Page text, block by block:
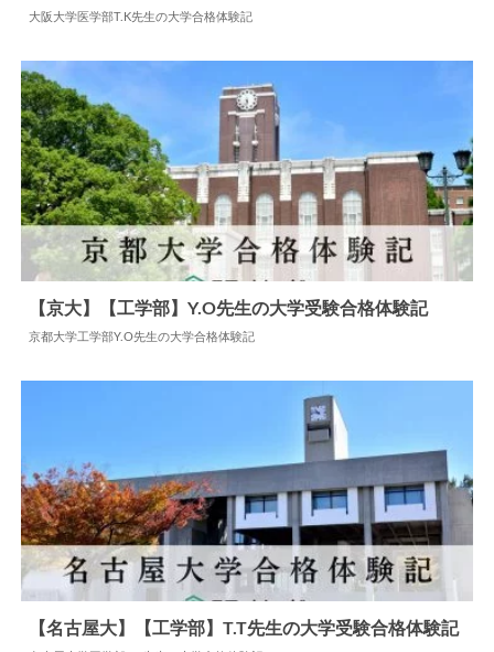
大学合格体験記
大阪大学医学部T.K先生の大学合格体験記
【京大】【工学部】Y.O先生の大学受験合格体験記
京都大学工学部Y.O先生の大学合格体験記
【名古屋大】【工学部】T.T先生の大学受験合格体験記